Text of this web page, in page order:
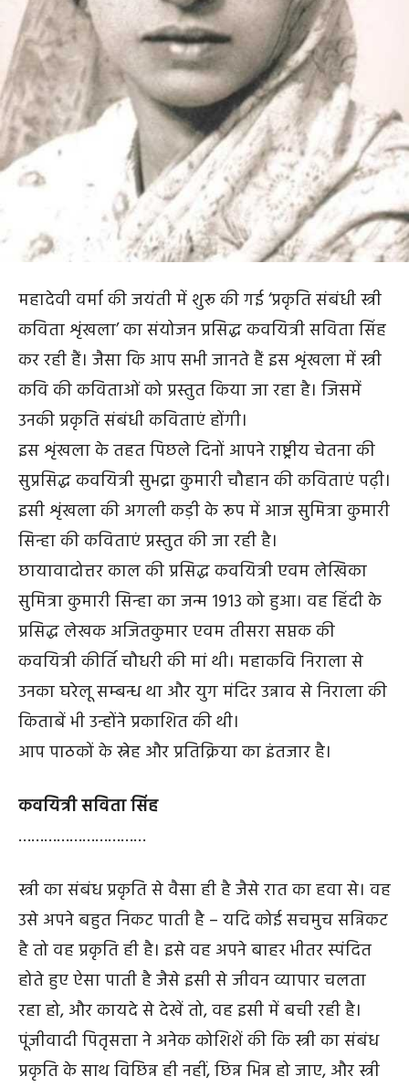
महादेवी वर्मा की जयंती में शुरू की गई ‘प्रकृति संबंधी स्त्री
कविता शृंखला’ का संयोजन प्रसिद्ध कवयित्री सविता सिंह
कर रही हैं। जैसा कि आप सभी जानते हैं इस शृंखला में स्त्री
कवि की कविताओं को प्रस्तुत किया जा रहा है। जिसमें
उनकी प्रकृति संबंधी कविताएं होंगी।
इस शृंखला के तहत पिछले दिनों आपने राष्ट्रीय चेतना की
सुप्रसिद्ध कवयित्री सुभद्रा कुमारी चौहान की कविताएं पढ़ी।
इसी शृंखला की अगली कड़ी के रूप में आज सुमित्रा कुमारी
सिन्हा की कविताएं प्रस्तुत की जा रही है।
छायावादोत्तर काल की प्रसिद्ध कवयित्री एवम लेखिका
सुमित्रा कुमारी सिन्हा का जन्म 1913 को हुआ। वह हिंदी के
प्रसिद्ध लेखक अजितकुमार एवम तीसरा सप्तक की
कवयित्री कीर्ति चौधरी की मां थी। महाकवि निराला से
उनका घरेलू सम्बन्ध था और युग मंदिर उन्नाव से निराला की
किताबें भी उन्होंने प्रकाशित की थी।
आप पाठकों के स्नेह और प्रतिक्रिया का इंतजार है।
कवयित्री सविता सिंह
…………………………
स्त्री का संबंध प्रकृति से वैसा ही है जैसे रात का हवा से। वह
उसे अपने बहुत निकट पाती है – यदि कोई सचमुच सन्निकट
है तो वह प्रकृति ही है। इसे वह अपने बाहर भीतर स्पंदित
होते हुए ऐसा पाती है जैसे इसी से जीवन व्यापार चलता
रहा हो, और कायदे से देखें तो, वह इसी में बची रही है।
पूंजीवादी पितृसत्ता ने अनेक कोशिशें की कि स्त्री का संबंध
प्रकृति के साथ विछिन्न ही नहीं, छिन्न भिन्न हो जाए, और स्त्री